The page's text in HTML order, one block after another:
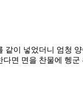
이 넣었더니 엄청
면 면을 찬물에 헹군